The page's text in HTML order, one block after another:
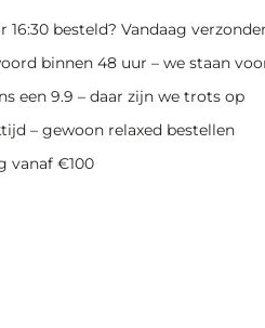
16:30 besteld? Vandaag
binnen 48 uur – we staan
een 9.9 – daar zijn we trots op
– gewoon relaxed bestellen
vanaf €100